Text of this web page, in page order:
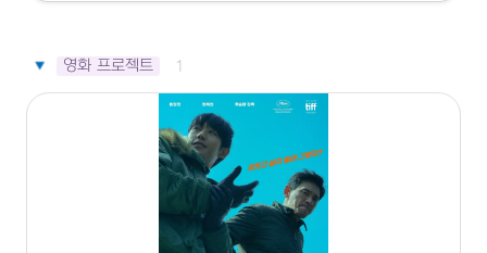
영화 프로젝트 1